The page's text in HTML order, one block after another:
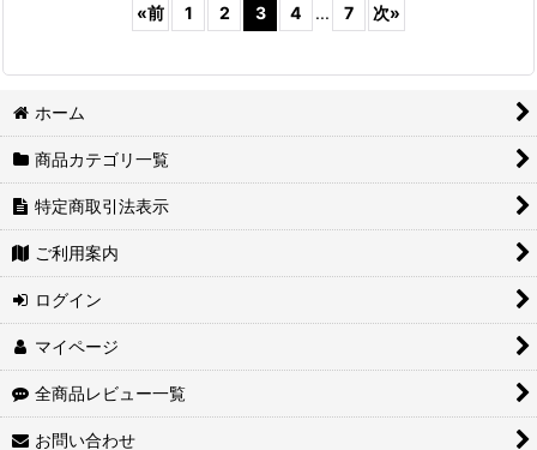
«前 1 2 3 4 ... 7 次»
ホーム
商品カテゴリ一覧
特定商取引法表示
ご利用案内
ログイン
マイページ
全商品レビュー一覧
お問い合わせ